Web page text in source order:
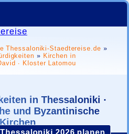
Thessaloniki-Staedtereise.de »
» Kirchen in
· Kloster Latomou
2026 planen
in Thessaloniki ·
und Byzantinische
Kirchen